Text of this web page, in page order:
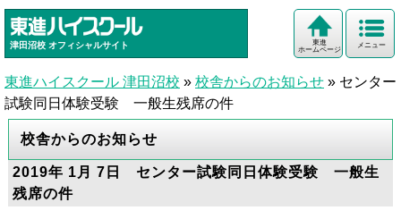
津田沼校 オフィシャルサイト メニュー
東進
ホームページ
東進ハイスクール 津田沼校 » 校舎からのお知らせ » センター
試験同日体験受験 一般生残席の件
校舎からのお知らせ
2019年 1月 7日 センター試験同日体験受験 一般生
残席の件